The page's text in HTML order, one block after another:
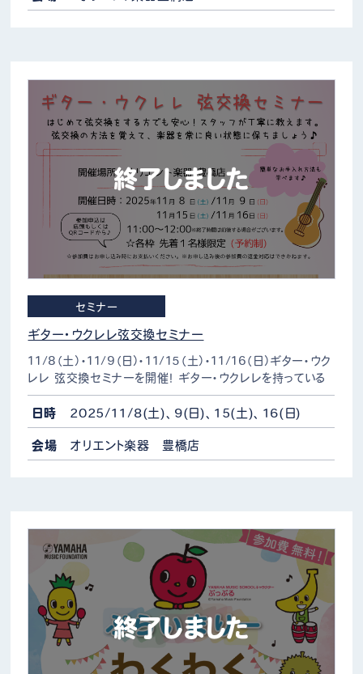
終了しました
セミナー
ギター・ウクレレ弦交換セミナー
11/8（土）・11/9（日）・11/15（土）・11/16（日）ギター・ウク
レレ 弦交換セミナーを開催！ ギター・ウクレレを持っている
けど、弦交換のやり方がわからない…という方にオススメのイ
ベントです！ 弦交換がはじめ…
日時 2025/11/8(土)、9(日)、15(土)、16(日)
会場 オリエント楽器 豊橋店
終了しました